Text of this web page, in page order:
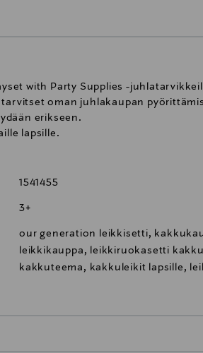
with Party Supplies -
oman juhlakaupan
erikseen.
lapsille.
1541455
3+
our generation leikkisetti,
leikkikauppa, leikkiruokasetti
kakkuteema, kakkuleikit lapsille,